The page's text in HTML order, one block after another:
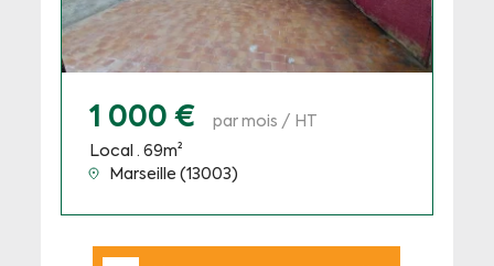
1 000 €
par mois / HT
Local · 69m²
Marseille (13003)